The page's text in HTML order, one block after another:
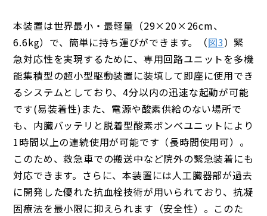
本装置は世界最小・最軽量（29×20×26cm、
6.6kg）で、簡単に持ち運びができます。（図3）緊
急対応性を実現するために、専用回路ユニットを多機
能集積型の超小型駆動装置に装填して即座に使用でき
るシステムとしており、4分以内の迅速な起動が可能
です(易装着性)また、電源や酸素供給のない場所で
も、内臓バッテリと脱着型酸素ボンベユニットにより
1時間以上の連続使用が可能です（長時間使用可）。
このため、救急車での搬送中など院外の緊急装着にも
対応できます。さらに、本装置には人工臓器部が過去
に開発した優れた抗血栓技術が用いられており、抗凝
固療法を最小限に抑えられます（安全性）。このた